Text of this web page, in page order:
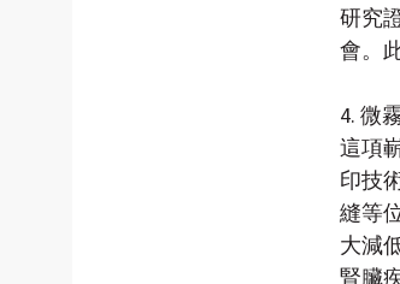
研究
會。
4. 微
這項
印技
縫等
大減
腎臟